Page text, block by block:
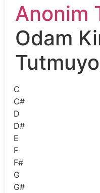
Anonim
Odam
C
C#
D
D#
E
F
F#
G
G#